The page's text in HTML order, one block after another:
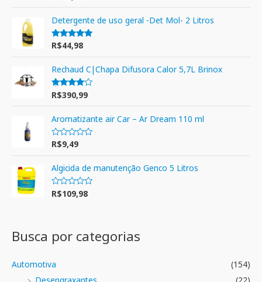
5.00
de 5
Detergente de uso geral -Det Mol- 2 Litros
Avaliação
de 5
R$44,98
Rechaud C|Chapa Difusora Calor 5,7L Brinox
Avaliação
4.00
de 5
R$390,99
Aromatizante air Car – Ar Dream 110 ml
A
l
i
a
ã
5
R$9,49
Algicida de manutenção Genco 5 Litros
A
ç
ã
d
R$109,98
Busca por categorias
Automotiva
(154)